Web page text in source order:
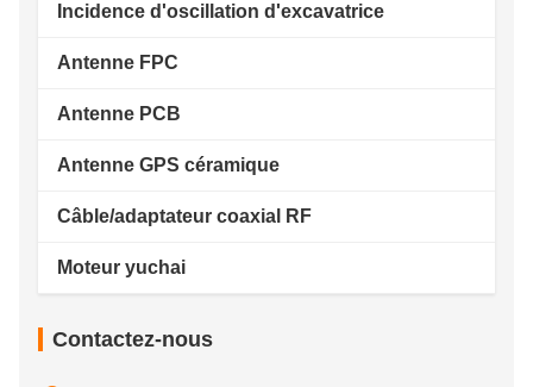
Incidence d'oscillation d'excavatrice
Antenne FPC
Antenne PCB
Antenne GPS céramique
Câble/adaptateur coaxial RF
Moteur yuchai
Contactez-nous